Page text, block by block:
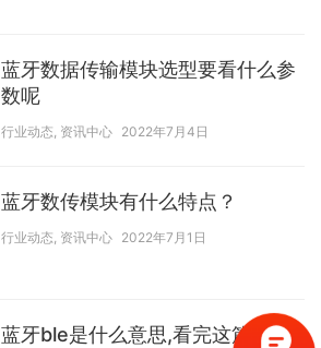
蓝牙数据传输模块选型要看什么参
数呢
行业动态 资讯中心 2022年7月4日
蓝牙数传模块有什么特点？
行业动态, 资讯中心 2022年7月1日
蓝牙ble是什么意思,看完这篇文章